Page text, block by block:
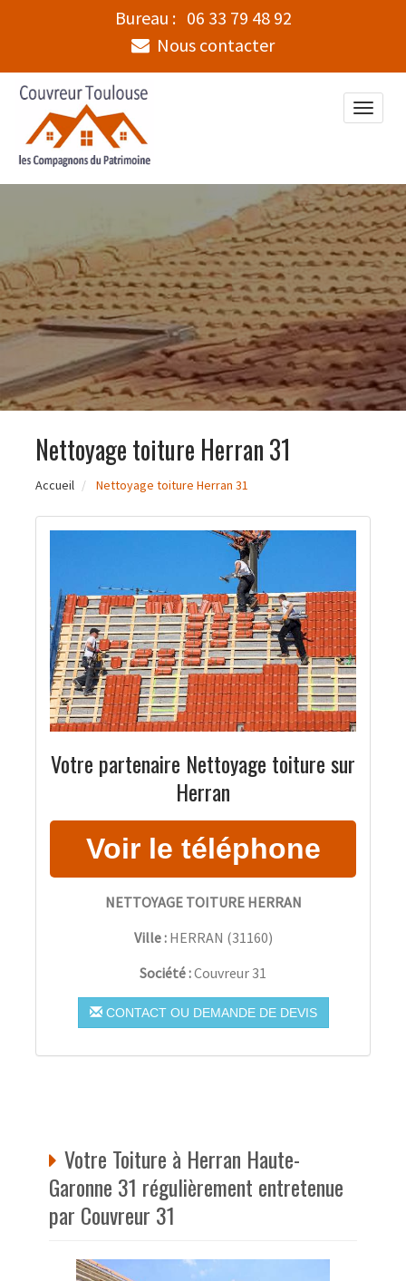
Bureau : 06 33 79 48 92
Nous contacter
Toggle
Nettoyage toiture Herran 31
Accueil Nettoyage toiture Herran 31
Votre partenaire Nettoyage toiture sur
Herran
NETTOYAGE TOITURE HERRAN
Ville : HERRAN (31160)
Société :Couvreur 31
CONTACT OU DEMANDE DE DEVIS
Votre Toiture à Herran Haute-
Garonne 31 régulièrement entretenue
par Couvreur 31